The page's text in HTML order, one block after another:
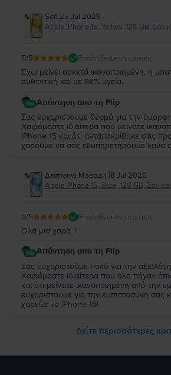
συνεχώς τις υπηρεσίες μας. Σας
συσκευή σας και σας ευχαριστούμε για
Sofi,25 Jul 2026
Apple iPhone 15, Yellow, 128 GB, Σαν
5/5 Επαληθευμένη κριτική
Έχω μείνει αρκετά ικανοποιημένη, η
αυθεντική και με 88% υγεία.
Απάντηση από τη Flip
Σας ευχαριστούμε θερμά για την
Χαιρόμαστε ιδιαίτερα που μείνατε
iPhone 15 και ότι ανταποκρίθηκε στις
χαρούμε να σας εξυπηρετήσουμε ξανά
Δεσποινα Μοραρη,18 Jul 2026
Apple iPhone 15, Blue, 128 GB, Σαν
5/5 Επαληθευμένη κριτική
Ολα μια χαρα !!
Απάντηση από τη Flip
Σας ευχαριστούμε πολύ για την
Χαιρόμαστε ιδιαίτερα που όλα πήγαν
και ότι μείνατε ικανοποιημένη από την
ευχαριστούμε για την εμπιστοσύνη σας
χαρείτε το iPhone 15!
Δείτε περισσότερες